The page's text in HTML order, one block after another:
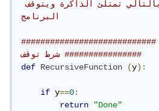
إلى مالانهاية وبالتالي تمتلئ الذاكرة ويتوقف
البرنامج
############################ التصحيح بأن نضع
شرط توقف ################
def
RecursiveFunction (y):
if y==0:
return
"Done"